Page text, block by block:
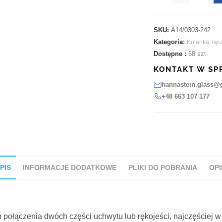
SKU: A14/0303-242
Kategoria: Kolanka,
Dostępne : 68 szt.
KONTAKT W
+48 663 107 177
INFORMACJE DODATKOWE PLIKI DO POBRANIA
dwóch części uchwytu lub rękojeści, najczęściej